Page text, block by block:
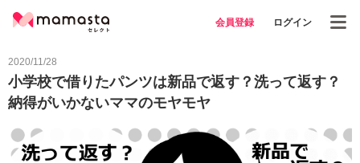
会員登録 ログイン
2020/11/28
小学校で借りたパンツは新品で返す？洗って返す？
納得がいかないママのモヤモヤ